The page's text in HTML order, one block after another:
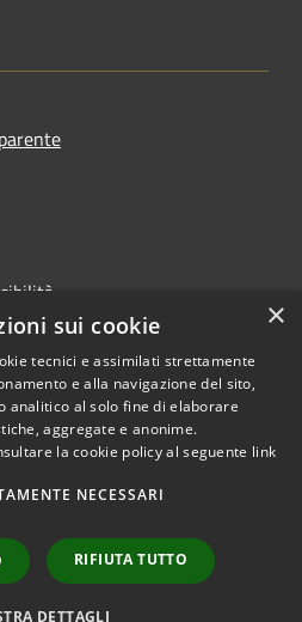
Copyright ©
Comune di Fiumicello Villa
byMunicipium•
×
sui cookie
tecnici e assimilati strettamente
e alla navigazione del sito,
analitico al solo fine di elaborare
aggregate e anonime.
la cookie policy al seguente link
NECESSARI
RIFIUTA TUTTO
DETTAGLI